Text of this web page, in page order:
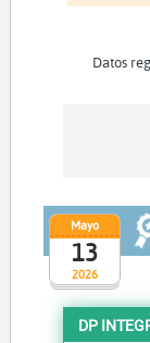
Datos
2026
Mayo
13
DP